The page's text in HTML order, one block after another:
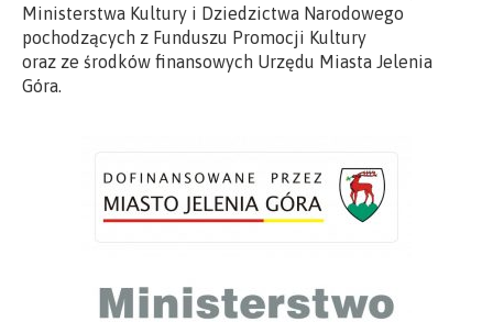
Ministerstwa Kultury i Dziedzictwa Narodowego
pochodzących z Funduszu Promocji Kultury
oraz ze środków finansowych Urzędu Miasta Jelenia
Góra.